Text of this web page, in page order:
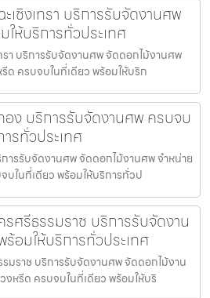
เชิงเทรา บริการรับจัดงานศพ
ห้บริการทั่วประเทศ
รา บริการรับจัดงานศพ จัดดอกไม้งานศพ
ด ครบจบในที่เดียว พร้อมให้บริก
อง บริการรับจัดงานศพ ครบจบ
รทั่วประเทศ
ารรับจัดงานศพ จัดดอกไม้งานศพ จำหน่าย
บในที่เดียว พร้อมให้บริการทั่วป
ศรีธรรมราช บริการรับจัดงาน
อมให้บริการทั่วประเทศ
ราช บริการรับจัดงานศพ จัดดอกไม้งาน
งหรีด ครบจบในที่เดียว พร้อมให้บริ